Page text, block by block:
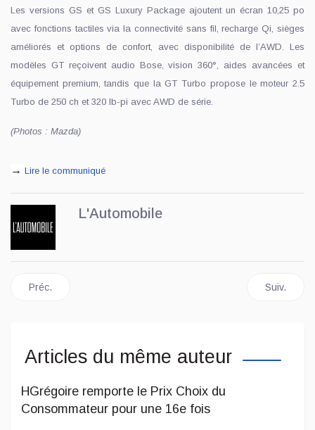
Les versions GS et GS Luxury Package ajoutent un écran 10,25 po
avec fonctions tactiles via la connectivité sans fil, recharge Qi, sièges
améliorés et options de confort, avec disponibilité de l’AWD. Les
modèles GT reçoivent audio Bose, vision 360°, aides avancées et
équipement premium, tandis que la GT Turbo propose le moteur 2.5
Turbo de 250 ch et 320 lb-pi avec AWD de série.
(Photos : Mazda)
→ Lire le communiqué
L'Automobile
Article précédent : Un Defender reconstruit pour durer 800 000
Préc. Article
Suiv.
Articles du même auteur
HGrégoire remporte le Prix Choix du
Consommateur pour une 16e fois